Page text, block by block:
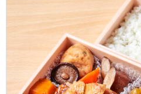
マーケティングシステム
サバ、ブリ、若鶏の昆布締め
の中でこちらが一番人気でし
弁当に入っているのにびっく
めていてもふっくらしていて
の中で一番というほどでした
だきます。